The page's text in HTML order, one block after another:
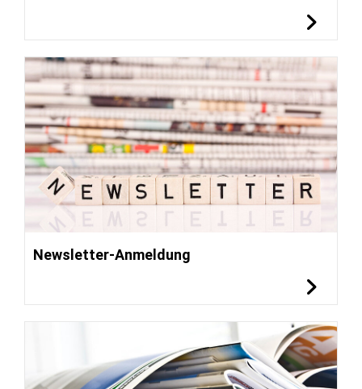
Newsletter-Anmeldung